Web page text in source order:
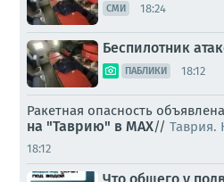
СМИ 18:24
Беспилотник
ПАБЛИКИ 18:12
Ракетная опасность
на "Таврию" в MAX// Таврия.
18:12